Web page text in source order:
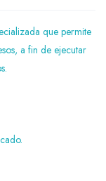
que permite
a fin de ejecutar